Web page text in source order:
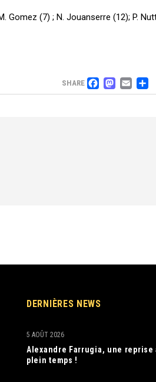
Gomez (7) ; N. Jouanserre (12); P.
SHARE
DERNIÈRES NEWS
Alexandre Farrugia, une reprise
plein temps !
5 AOÛT 2026